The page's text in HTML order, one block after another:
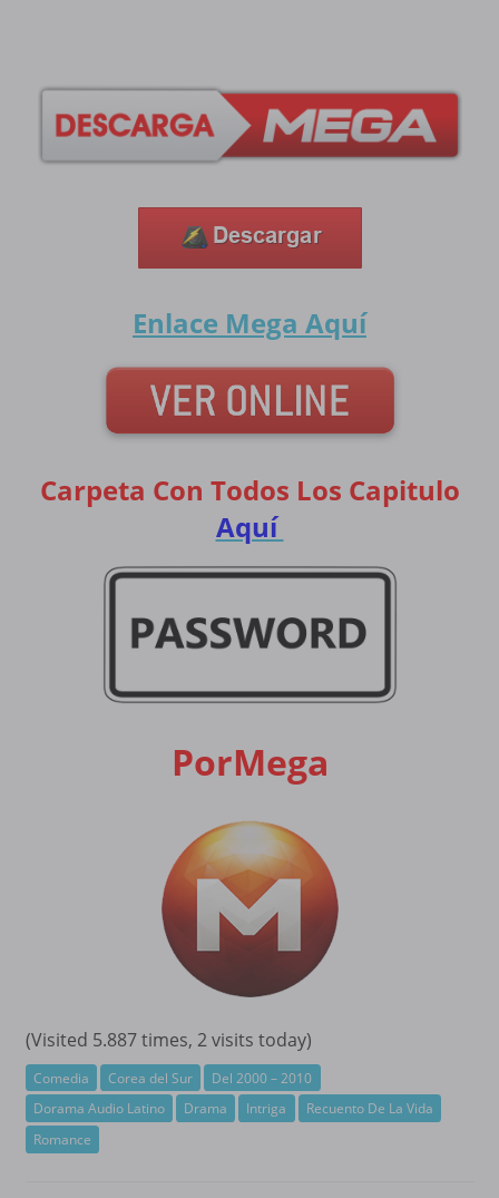
Enlace Mega Aquí
Carpeta Con Todos Los Capitulo
Aquí
PorMega
(Visited 5.887 times, 2 visits today)
Comedia Corea del Sur
Del 2000 – 2010
Dorama Audio Latino
Drama Intriga
Recuento De La Vida
Romance